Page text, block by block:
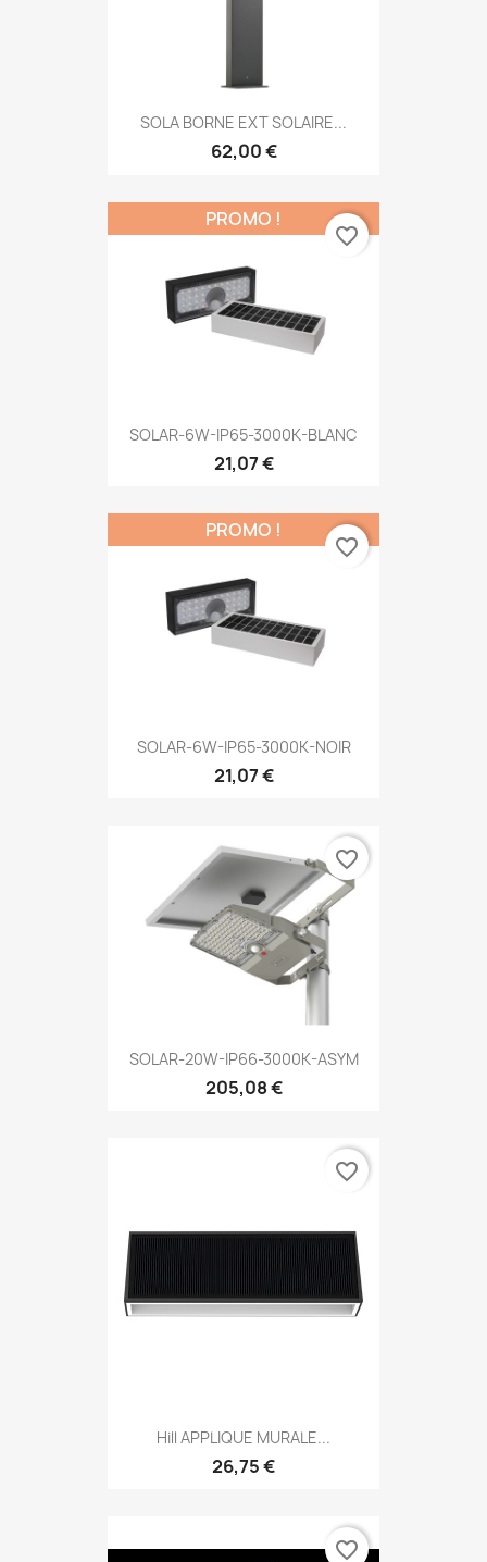
SOLA BORNE EXT SOLAIRE...
62,00 €
SOLAR-6W-IP65-3000K-BLANC
21,07 €
PROMO !
favorite_border
SOLAR-6W-IP65-3000K-NOIR
21,07 €
PROMO !
favorite_border
SOLAR-20W-IP66-3000K-ASYM
205,08 €
favorite_border
Hill APPLIQUE MURALE...
26,75 €
favorite_border
favorite_border